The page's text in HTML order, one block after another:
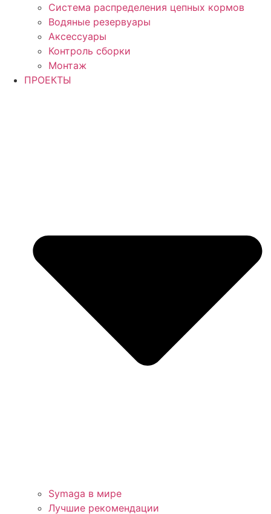
Система распределения цепных кормов
Водяные резервуары
Аксессуары
Контроль сборки
Монтаж
ПРОЕКТЫ
Symaga в мире
Лучшие рекомендации